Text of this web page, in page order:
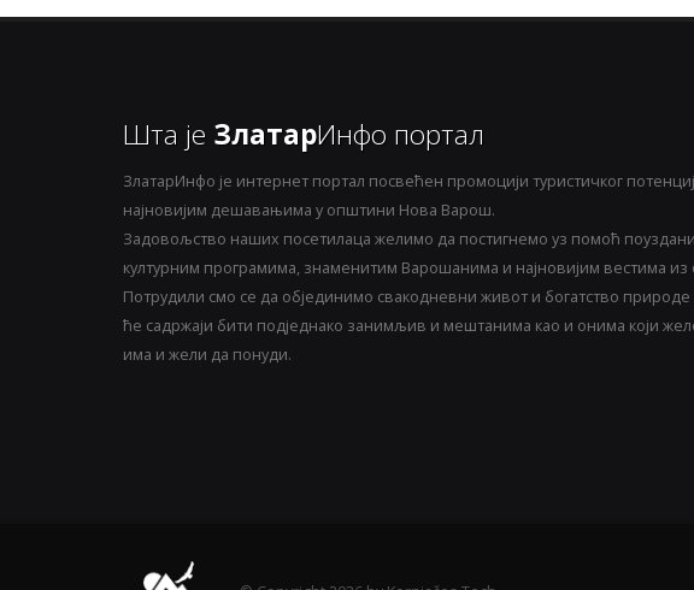
Шта је ЗлатарИнфо портал
ЗлатарИнфо је интернет портал посвећен промоцији туристичког
најновијим дешавањима у општини Нова Варош.
Задовољство наших посетилаца желимо да постигнемо уз помоћ
културним програмима, знаменитим Варошанима и најновијим вестима из
Потрудили смо се да објединимо свакодневни живот и богатство
ће садржаји бити подједнако занимљив и мештанима као и онима који
има и жели да понуди.